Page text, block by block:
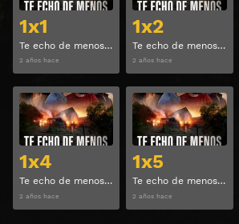
1x1
Te echo de menos Temporada 1 Capitulo 1
2 años hace
1x2
Te echo de menos Temporada 1 Capitulo 2
2 años hace
1x4
Te echo de menos Temporada 1 Capitulo 4
2 años hace
Ver
1x5
Te echo de menos Temporada 1 Capitulo 5
2 años hace